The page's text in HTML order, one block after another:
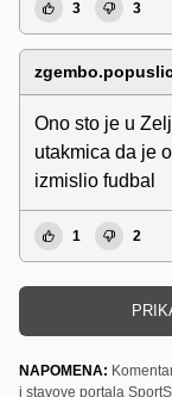
3 3
Ono sto je u
utakmica da je
izmislio fudbal
1 2
NAPOMENA:
i stavove portala